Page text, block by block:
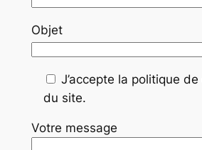
Objet
J’accepte la politique
du site.
Votre message